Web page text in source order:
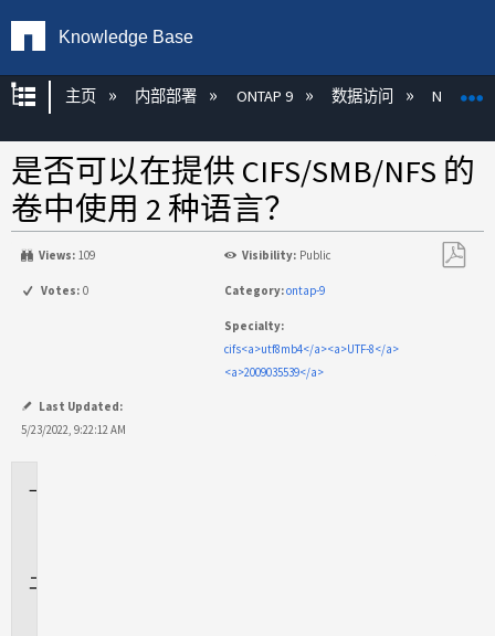
Knowledge Base
扩展/隐缩全局层次
主页 内部部署 ONTAP 9 数据访问 NAS
是否可以在提供 CIFS/SMB/NFS 的
卷中使用 2 种语言？
Views: 109 Visibility: Public
Votes: 0 Category:ontap-9
Specialty:
cifs<a>utf8mb4</a><a>UTF-8</a>
<a>2009035539</a>
Last Updated:
5/23/2022, 9:22:12 AM